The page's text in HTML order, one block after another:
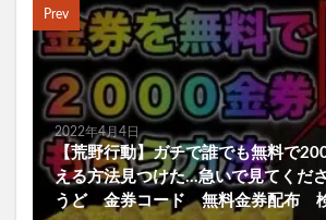
Prev
2022年4月4日
【荒野行動】ガチで誰でも無料で
える方法見つけた…急いで見てくだ
うど 金券コード 無料金券配布